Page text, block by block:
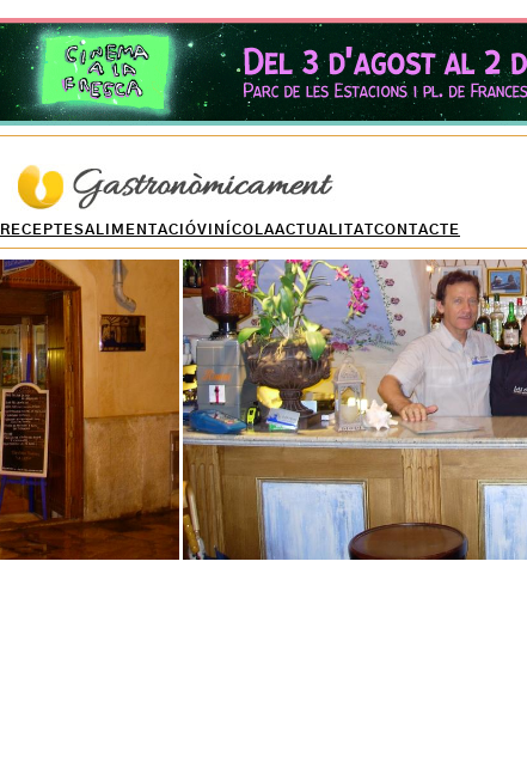
RECEPTESALIMENTACIÓVINÍCOLAACTUALITATCONTACTE